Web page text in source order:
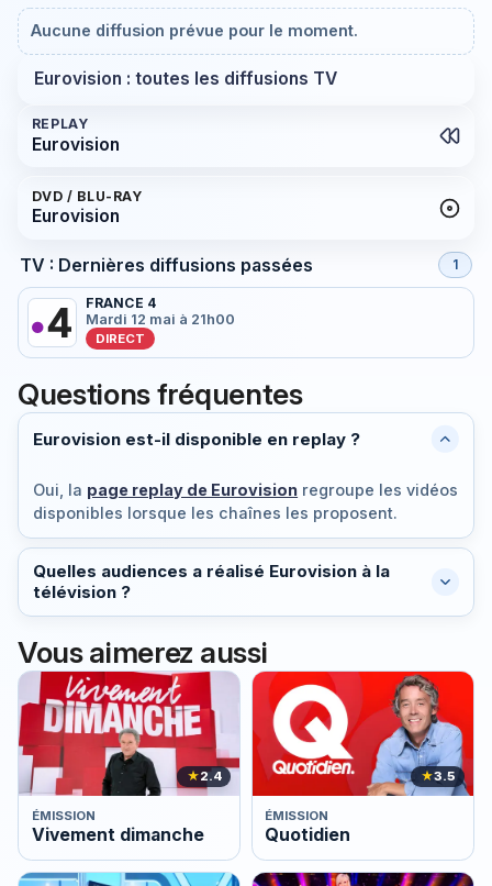
Aucune diffusion prévue pour le moment.
Eurovision : toutes les diffusions TV
REPLAY
Eurovision
DVD / BLU-RAY
Eurovision
TV : Dernières diffusions passées 1
FRANCE 4
Mardi 12 mai à 21h00
DIRECT
Questions fréquentes
Eurovision est-il disponible en replay ?
Oui, la page replay de Eurovision regroupe les vidéos
disponibles lorsque les chaînes les proposent.
Quelles audiences a réalisé Eurovision à la
télévision ?
Vous aimerez aussi
★2.4
ÉMISSION
Vivement dimanche
★3.5
ÉMISSION
Quotidien